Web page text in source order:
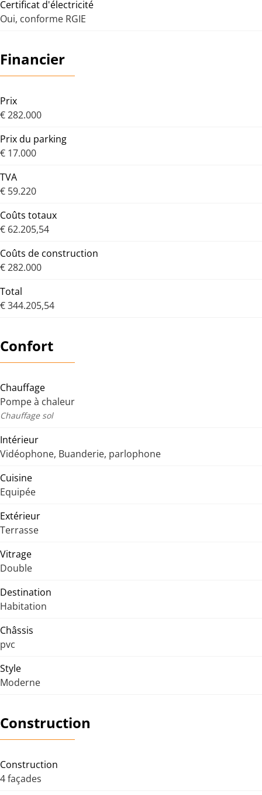
Certificat d'électricité
Oui, conforme RGIE
Financier
Prix
€ 282.000
Prix du parking
€ 17.000
TVA
€ 59.220
Coûts totaux
€ 62.205,54
Coûts de construction
€ 282.000
Total
€ 344.205,54
Confort
Chauffage
Pompe à chaleur
Chauffage sol
Intérieur
Vidéophone, Buanderie, parlophone
Cuisine
Equipée
Extérieur
Terrasse
Vitrage
Double
Destination
Habitation
Châssis
pvc
Style
Moderne
Construction
Construction
4 façades